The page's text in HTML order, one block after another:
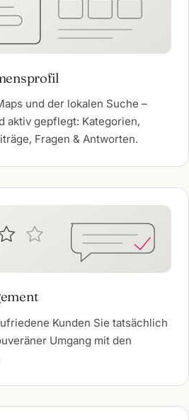
und der lokalen Suche –
aktiv gepflegt: Kategorien,
Fragen & Antworten.
Kunden Sie tatsächlich
Umgang mit den